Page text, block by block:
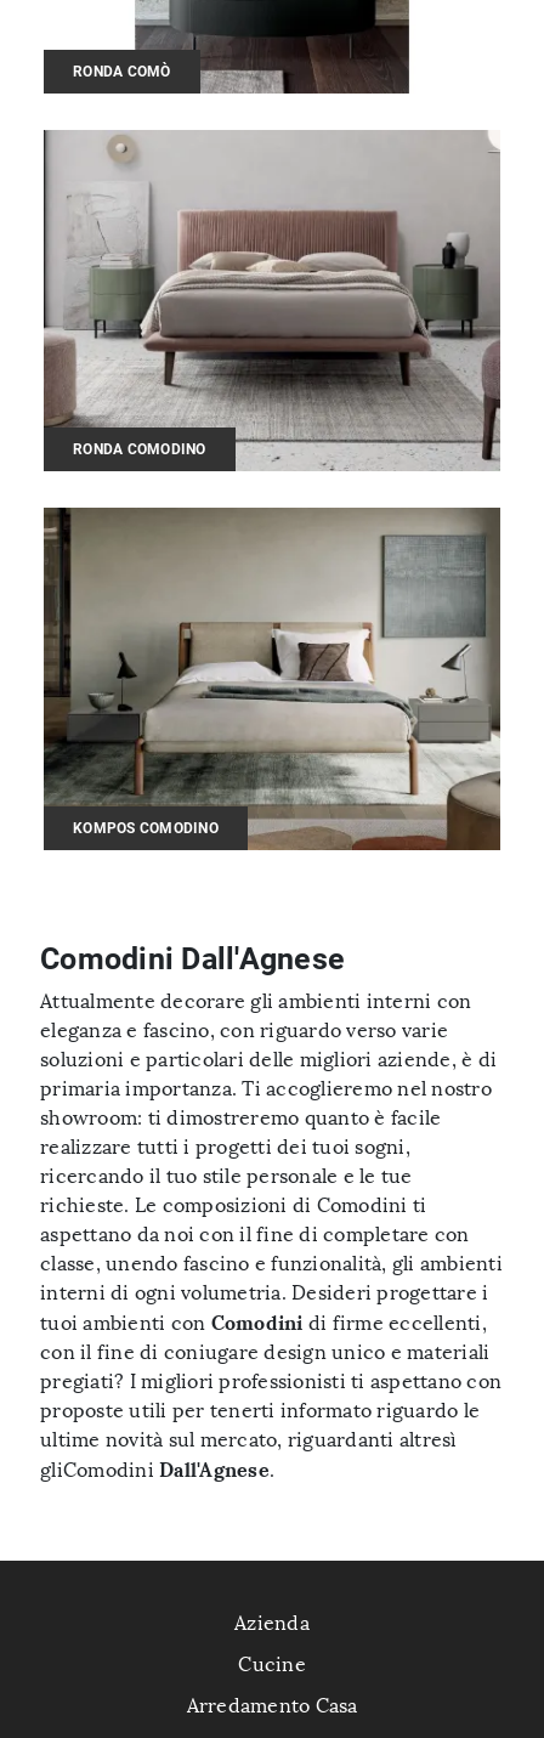
RONDA COMÒ
RONDA COMODINO
KOMPOS COMODINO
Comodini Dall'Agnese
Attualmente decorare gli ambienti interni con
eleganza e fascino, con riguardo verso varie
soluzioni e particolari delle migliori aziende, è di
primaria importanza. Ti accoglieremo nel nostro
showroom: ti dimostreremo quanto è facile
realizzare tutti i progetti dei tuoi sogni,
ricercando il tuo stile personale e le tue
richieste. Le composizioni di Comodini ti
aspettano da noi con il fine di completare con
classe, unendo fascino e funzionalità, gli ambienti
interni di ogni volumetria. Desideri progettare i
tuoi ambienti con Comodini di firme eccellenti,
con il fine di coniugare design unico e materiali
pregiati? I migliori professionisti ti aspettano con
proposte utili per tenerti informato riguardo le
ultime novità sul mercato, riguardanti altresì
gliComodiniDall'Agnese.
Azienda
Cucine
Arredamento Casa